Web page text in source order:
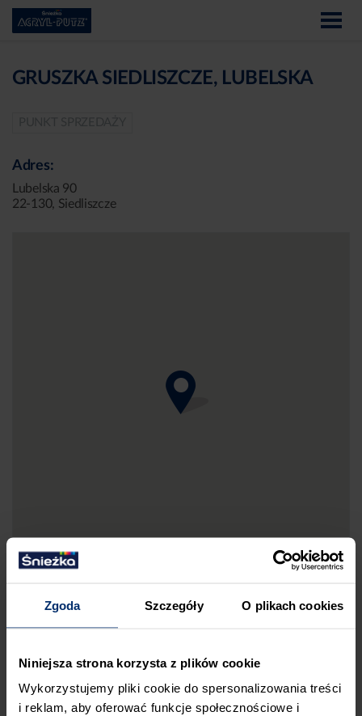
Zgoda Szczegóły O plikach cookies
Niniejsza strona korzysta z plików cookie
Wykorzystujemy pliki cookie do spersonalizowania treści
i reklam, aby oferować funkcje społecznościowe i
GRUSZKA SIEDLISZCZE, LUBELSKA
Adres:
Lubelska 90
22-130, Siedliszcze
ZGŁOŚ BŁĄD
PRZED WIZYTĄ W SKLEPIE POLECAMY: